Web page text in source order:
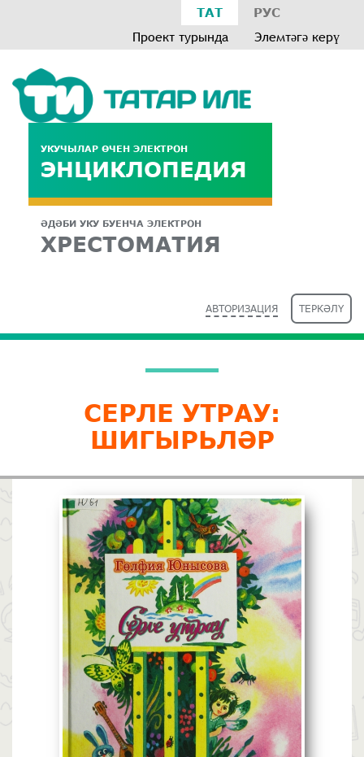
ТАТ РУС
Проект турында Элемтәгә керү
УКУЧЫЛАР ӨЧЕН ЭЛЕКТРОН
ЭНЦИКЛОПЕДИЯ
ӘДӘБИ УКУ БУЕНЧА ЭЛЕКТРОН
ХРЕСТОМАТИЯ
АВТОРИЗАЦИЯ ТЕРКӘЛҮ
СЕРЛЕ УТРАУ:
ШИГЫРЬЛӘР